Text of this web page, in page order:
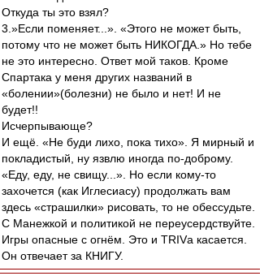
Откуда ты это взял?
3.»Если поменяет...». «Этого не может быть,
потому что не может быть НИКОГДА.» Но тебе
не это интересно. Ответ мой таков. Кроме
Спартака у меня других названий в
«болении»(болезни) не было и нет! И не
будет!!
Исчерпывающе?
И ещё. «Не буди лихо, пока тихо». Я мирный и
покладистый, ну язвлю иногда по-доброму.
«Еду, еду, не свищу...». Но если кому-то
захочется (как Иглесиасу) продолжать вам
здесь «страшилки» рисовать, то не обессудьте.
С Манежкой и политикой не переусердствуйте.
Игры опасные с огнём. Это и TRIVа касается.
Он отвечает за КНИГУ.